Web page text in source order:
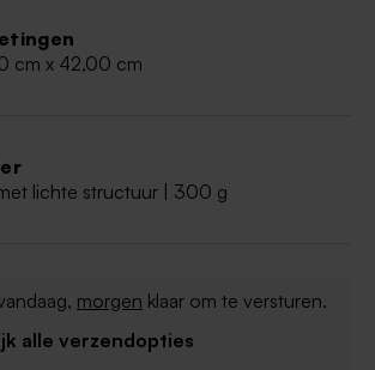
cm x 42,00 cm
lichte structuur | 300 g
morgen klaar om te versturen.
alle verzendopties